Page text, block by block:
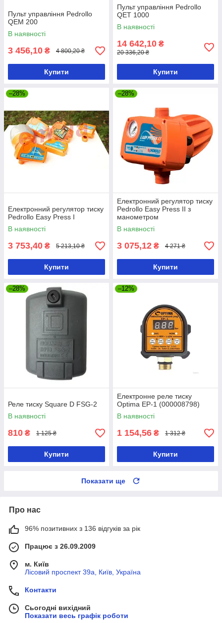
Пульт управління Pedrollo
QEM 200
В наявності
3 456,10 ₴ 4 800,20 ₴
Купити
Пульт управління Pedrollo
QET 1000
В наявності
14 642,10 ₴
20 336,20 ₴
Купити
–28%
Електронний регулятор тиску
Pedrollo Easy Press I
В наявності
3 753,40 ₴ 5 213,10 ₴
Купити
–28%
Електронний регулятор тиску
Pedrollo Easy Press II з
манометром
В наявності
3 075,12 ₴ 4 271 ₴
Купити
–28%
Реле тиску Square D FSG-2
В наявності
810 ₴ 1 125 ₴
Купити
–12%
Електронне реле тиску
Optima EP-1 (000008798)
В наявності
1 154,56 ₴ 1 312 ₴
Купити
Показати ще
Про нас
96% позитивних з 136 відгуків за рік
Працює з 26.09.2009
м. Київ
Лісовий проспект 39а, Київ, Україна
Контакти
Сьогодні вихідний
Показати весь графік роботи